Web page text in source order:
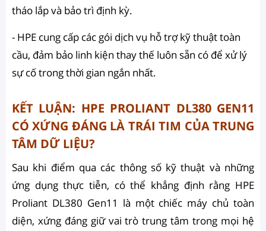
tháo lắp và bảo trì định kỳ.
- HPE cung cấp các gói dịch vụ hỗ trợ kỹ thuật toàn
cầu, đảm bảo linh kiện thay thế luôn sẵn có để xử lý
sự cố trong thời gian ngắn nhất.
KẾT LUẬN: HPE PROLIANT DL380 GEN11
CÓ XỨNG ĐÁNG LÀ TRÁI TIM CỦA TRUNG
TÂM DỮ LIỆU?
Sau khi điểm qua các thông số kỹ thuật và những
ứng dụng thực tiễn, có thể khẳng định rằng HPE
Proliant DL380 Gen11 là một chiếc máy chủ toàn
diện, xứng đáng giữ vai trò trung tâm trong mọi hệ